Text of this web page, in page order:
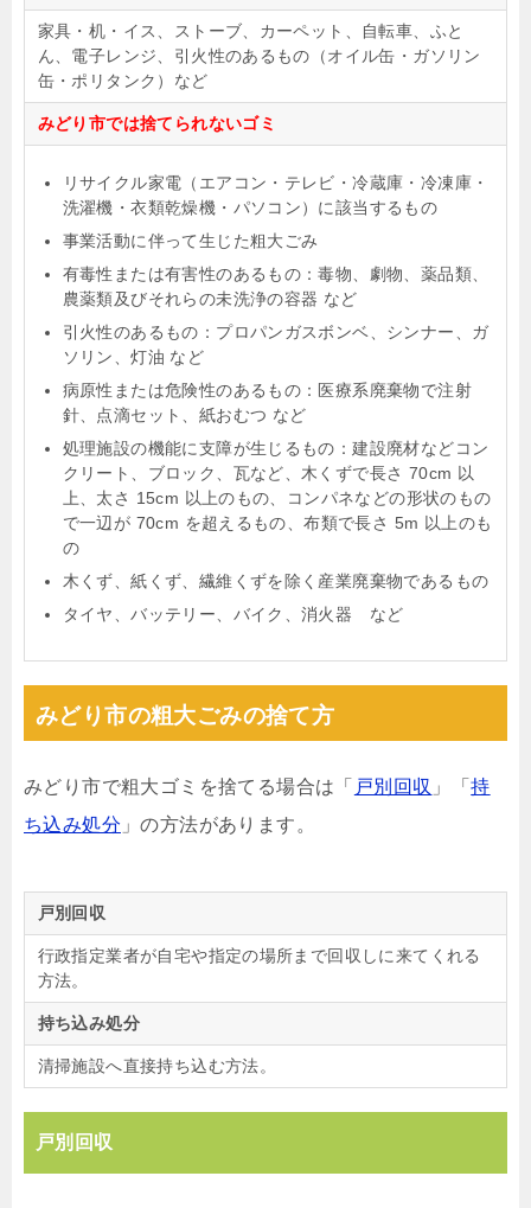
家具・机・イス、ストーブ、カーペット、自転車、ふと
ん、電子レンジ、引火性のあるもの（オイル缶・ガソリン
缶・ポリタンク）など
みどり市では捨てられないゴミ
リサイクル家電（エアコン・テレビ・冷蔵庫・冷凍庫・
洗濯機・衣類乾燥機・パソコン）に該当するもの
事業活動に伴って生じた粗大ごみ
有毒性または有害性のあるもの：毒物、劇物、薬品類、
農薬類及びそれらの未洗浄の容器 など
引火性のあるもの：プロパンガスボンベ、シンナー、ガ
ソリン、灯油 など
病原性または危険性のあるもの：医療系廃棄物で注射
針、点滴セット、紙おむつ など
処理施設の機能に支障が生じるもの：建設廃材などコン
クリート、ブロック、瓦など、木くずで長さ 70cm 以
上、太さ 15cm 以上のもの、コンパネなどの形状のもの
で一辺が 70cm を超えるもの、布類で長さ 5m 以上のも
の
木くず、紙くず、繊維くずを除く産業廃棄物であるもの
タイヤ、バッテリー、バイク、消火器 など
みどり市の粗大ごみの捨て方
みどり市で粗大ゴミを捨てる場合は「 戸別回収 」「持
ち込み処分 」の方法があります。
戸別回収
行政指定業者が自宅や指定の場所まで回収しに来てくれる
方法。
持ち込み処分
清掃施設へ直接持ち込む方法。
戸別回収